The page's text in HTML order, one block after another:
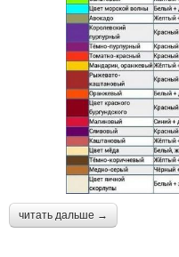
читать дальше →